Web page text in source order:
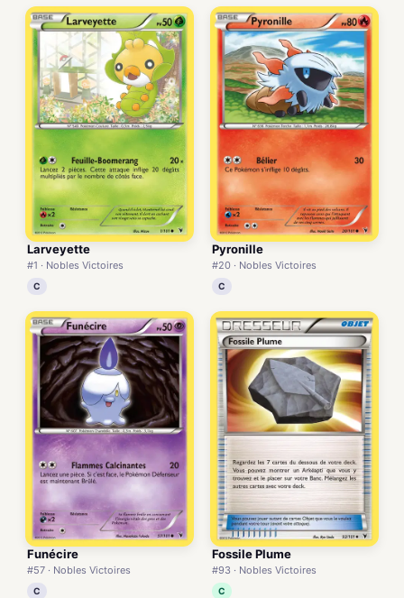
Larveyette
#1 · Nobles Victoires
C
Pyronille
#20 · Nobles Victoires
C
Funécire
#57 · Nobles Victoires
C
Fossile Plume
#93 · Nobles Victoires
C